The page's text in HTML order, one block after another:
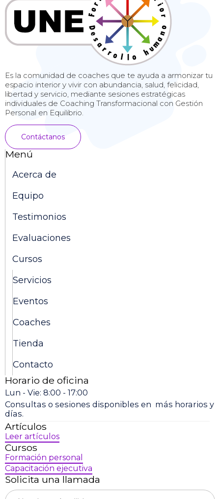
Es la comunidad de coaches que te ayuda a armonizar tu
espacio interior y vivir con abundancia, salud, felicidad,
libertad y servicio, mediante sesiones estratégicas
individuales de Coaching Transformacional con Gestión
Personal en Equilibrio.
Contáctanos
Menú
Acerca de
Equipo
Testimonios
Evaluaciones
Cursos
Servicios
Eventos
Coaches
Tienda
Contacto
Horario de oficina
Lun - Vie: 8:00 - 17:00
Consultas o sesiones disponibles en más horarios y
días.
Artículos
Leer artículos
Cursos
Formación personal
Capacitación ejecutiva
Solicita una llamada